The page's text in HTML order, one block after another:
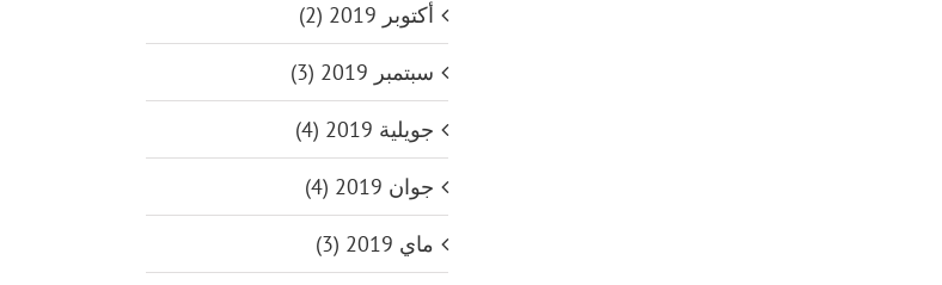
أكتوبر 2019 (2)
سبتمبر 2019 (3)
جويلية 2019 (4)
جوان 2019 (4)
ماي 2019 (3)